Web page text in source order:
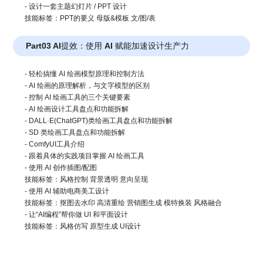
- 设计一套主题幻灯片 / PPT 设计
技能标签：PPT的要义 母版&模板 文/图/表
Part03 AI提效：使用 AI 赋能加速设计生产力
- 轻松搞懂 AI 绘画模型原理和控制方法
- AI 绘画的原理解析，与文字模型的区别
- 控制 AI 绘画工具的三个关键要素
- AI 绘画设计工具盘点和功能拆解
- DALL·E(ChatGPT)类绘画工具盘点和功能拆解
- SD 类绘画工具盘点和功能拆解
- ComfyUI工具介绍
- 跟着具体的实践项目掌握 AI 绘画工具
- 使用 AI 创作插图/配图
技能标签：风格控制 背景透明 意向呈现
- 使用 AI 辅助电商美工设计
技能标签：抠图去水印 高清重绘 营销图生成 模特换装 风格融合
- 让“AI编程”帮你做 UI 和平面设计
技能标签：风格仿写 原型生成 UI设计